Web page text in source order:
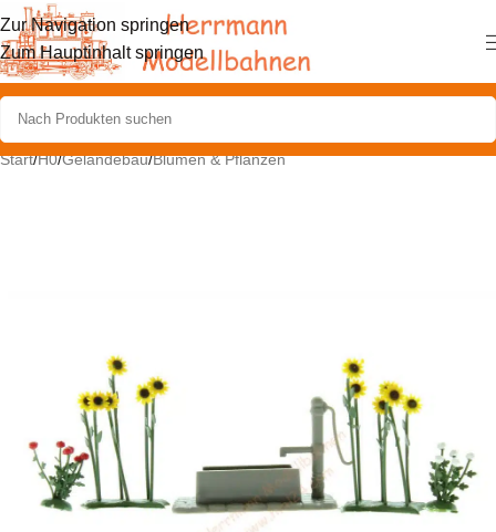
Zur Navigation springen
Zum Hauptinhalt springen
Start/H0/Geländebau/Blumen & Pflanzen